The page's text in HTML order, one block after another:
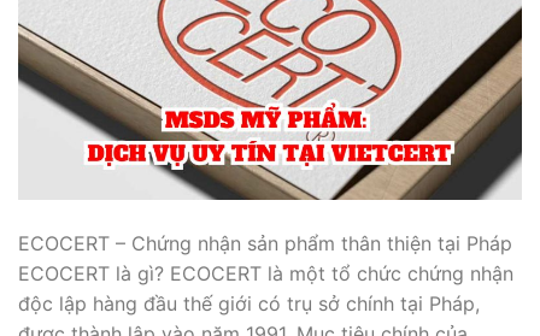
ECOCERT – Chứng nhận sản phẩm thân thiện tại Pháp
ECOCERT là gì? ECOCERT là một tổ chức chứng nhận
độc lập hàng đầu thế giới có trụ sở chính tại Pháp,